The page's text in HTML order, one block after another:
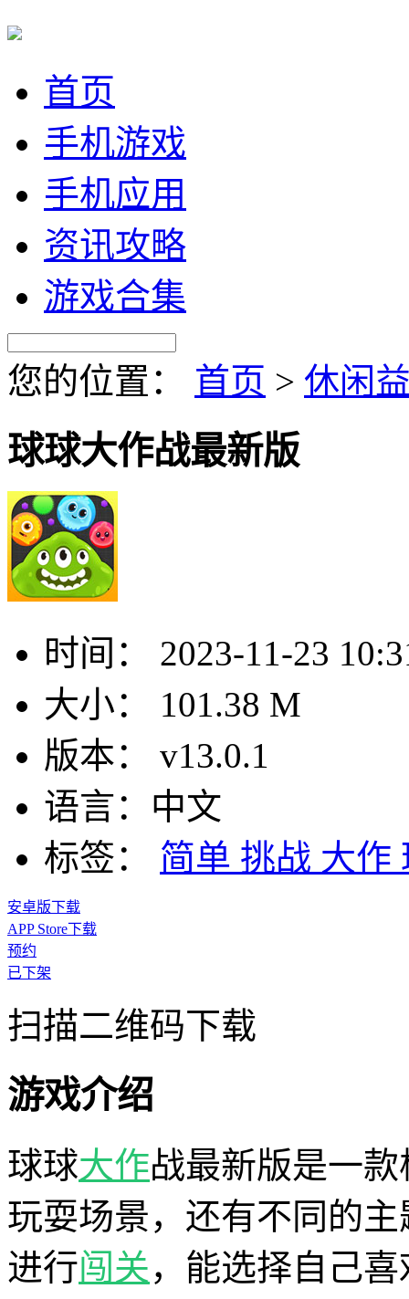
首页
手机游戏
手机应用
资讯攻略
游戏合集
您的位置： 首页 > 休闲
球球大作战最新版
时间：
2023-11-23
大小：
101.38 M
版本：
v13.0.1
语言： 中文
标签：
简单 挑战 大作
安卓版下载
APP Store下载
预约
已下架
扫描二维码下载
游戏介绍
球球大作战最新版是一款
玩耍场景，还有不同的
进行闯关，能选择自己